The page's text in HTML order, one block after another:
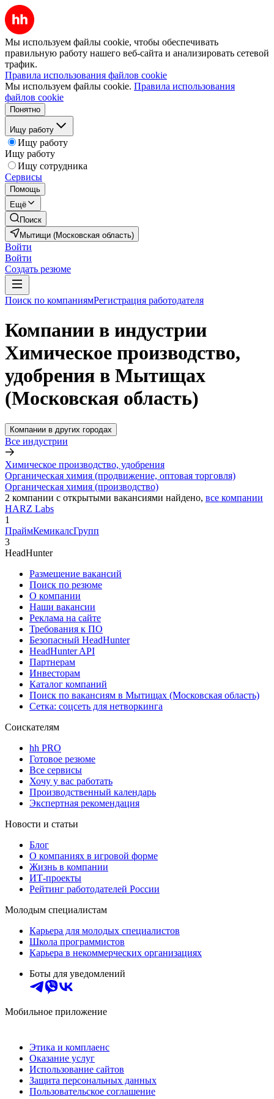
Мы используем файлы cookie, чтобы обеспечивать
правильную работу нашего веб-сайта и анализировать сетевой
трафик.
Правила использования файлов cookie
Мы используем файлы cookie. Правила использования
файлов cookie
Понятно
Ищу работу
Ищу работу
Ищу работу
Ищу сотрудника
Сервисы
Помощь
Ещё
Поиск
Мытищи (Московская область)
Войти
Войти
Создать резюме
Поиск по компаниямРегистрация работодателя
Компании в индустрии
Химическое производство,
удобрения в Мытищах
(Московская область)
Компании в других городах
Все индустрии
Химическое производство, удобрения
Органическая химия (продвижение, оптовая торговля)
Органическая химия (производство)
2 компании с открытыми вакансиями найдено, все компании
HARZ Labs
1
ПраймКемикалсГрупп
3
HeadHunter
Размещение вакансий
Поиск по резюме
О компании
Наши вакансии
Реклама на сайте
Требования к ПО
Безопасный HeadHunter
HeadHunter API
Партнерам
Инвесторам
Каталог компаний
Поиск по вакансиям в Мытищах (Московская область)
Сетка: соцсеть для нетворкинга
Соискателям
hh PRO
Готовое резюме
Все сервисы
Хочу у вас работать
Производственный календарь
Экспертная рекомендация
Новости и статьи
Блог
О компаниях в игровой форме
Жизнь в компании
ИТ-проекты
Рейтинг работодателей России
Молодым специалистам
Карьера для молодых специалистов
Школа программистов
Карьера в некоммерческих организациях
Боты для уведомлений
Мобильное приложение
Этика и комплаенс
Оказание услуг
Использование сайтов
Защита персональных данных
Пользовательское соглашение